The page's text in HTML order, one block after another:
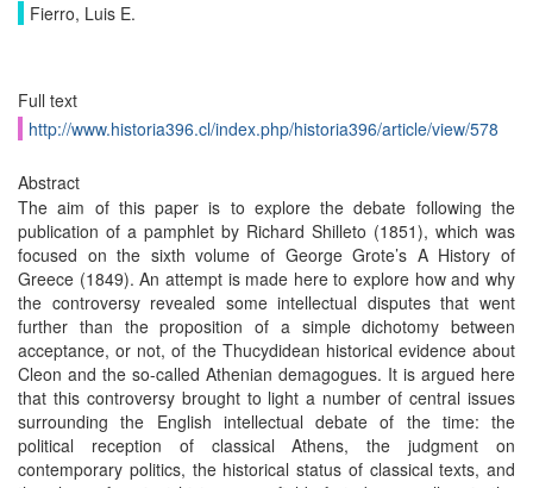
Fierro, Luis E.
Full text
http://www.historia396.cl/index.php/historia396/article/view/578
Abstract
The aim of this paper is to explore the debate following the
publication of a pamphlet by Richard Shilleto (1851), which was
focused on the sixth volume of George Grote’s A History of
Greece (1849). An attempt is made here to explore how and why
the controversy revealed some intellectual disputes that went
further than the proposition of a simple dichotomy between
acceptance, or not, of the Thucydidean historical evidence about
Cleon and the so-called Athenian demagogues. It is argued here
that this controversy brought to light a number of central issues
surrounding the English intellectual debate of the time: the
political reception of classical Athens, the judgment on
contemporary politics, the historical status of classical texts, and